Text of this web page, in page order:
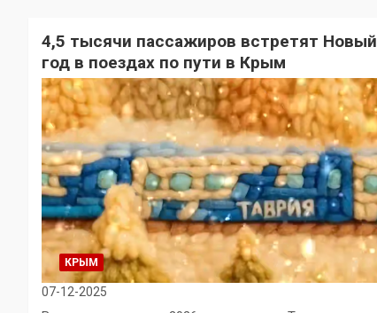
4,5 тысячи пассажиров встретят Новый
год в поездах по пути в Крым
КРЫМ
07-12-2025